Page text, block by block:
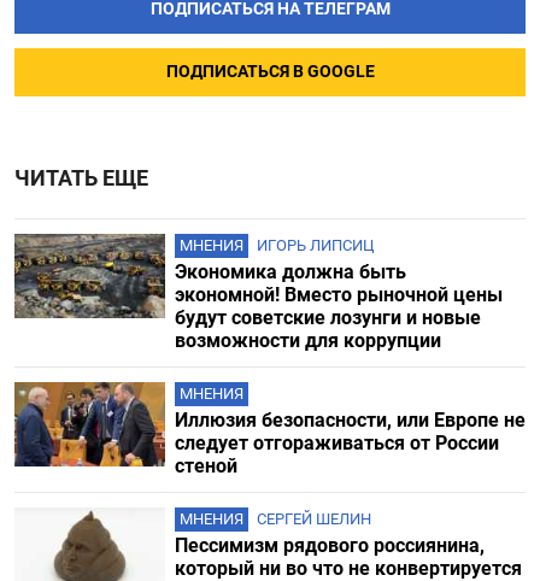
ПОДПИСАТЬСЯ НА ТЕЛЕГРАМ
ПОДПИСАТЬСЯ В GOOGLE
ЧИТАТЬ ЕЩЕ
МНЕНИЯ ИГОРЬ ЛИПСИЦ
Экономика должна быть
экономной! Вместо рыночной цены
будут советские лозунги и новые
возможности для коррупции
МНЕНИЯ
Иллюзия безопасности, или Европе не
следует отгораживаться от России
стеной
МНЕНИЯ СЕРГЕЙ ШЕЛИН
Пессимизм рядового россиянина,
который ни во что не конвертируется